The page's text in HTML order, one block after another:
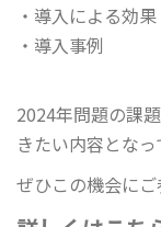
・導入による効果
・導入事例
2024年問題の課
きたい内容となっ
ぜひこの機会にご